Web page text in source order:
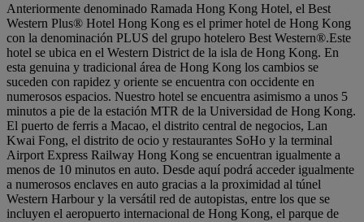
Anteriormente denominado Ramada Hong Kong Hotel, el Best
Western Plus® Hotel Hong Kong es el primer hotel de Hong Kong
con la denominación PLUS del grupo hotelero Best Western®.Este
hotel se ubica en el Western District de la isla de Hong Kong. En
esta genuina y tradicional área de Hong Kong los cambios se
suceden con rapidez y oriente se encuentra con occidente en
numerosos espacios. Nuestro hotel se encuentra asimismo a unos 5
minutos a pie de la estación MTR de la Universidad de Hong Kong.
El puerto de ferris a Macao, el distrito central de negocios, Lan
Kwai Fong, el distrito de ocio y restaurantes SoHo y la terminal
Airport Express Railway Hong Kong se encuentran igualmente a
menos de 10 minutos en auto. Desde aquí podrá acceder igualmente
a numerosos enclaves en auto gracias a la proximidad al túnel
Western Harbour y la versátil red de autopistas, entre los que se
incluyen el aeropuerto internacional de Hong Kong, el parque de